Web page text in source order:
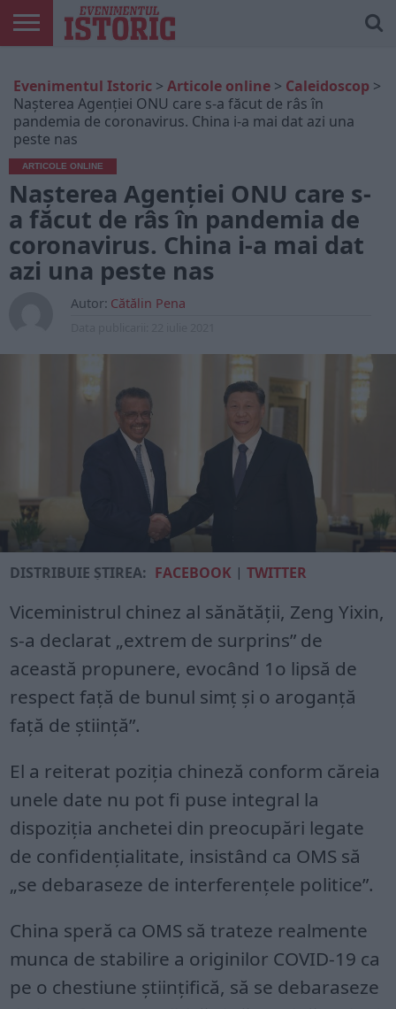
ONLINE
EDIȚII
TIPĂRITE
ISTORIC
PLAY
CONTUL
MEU
Evenimentul Istoric > Articole online > Caleidoscop >
Nașterea Agenției ONU care s-a făcut de râs în
pandemia de coronavirus. China i-a mai dat azi una
peste nas
ARTICOLE ONLINE
Nașterea Agenției ONU care s-
a făcut de râs în pandemia de
coronavirus. China i-a mai dat
azi una peste nas
Autor: Cătălin Pena
DISTRIBUIE ȘTIREA: FACEBOOK |TWITTER
Viceministrul chinez al sănătăţii, Zeng Yixin,
s-a declarat „extrem de surprins” de
această propunere, evocând 1o lipsă de
respect faţă de bunul simţ şi o aroganţă
faţă de ştiinţă”.
El a reiterat poziţia chineză conform căreia
unele date nu pot fi puse integral la
dispoziţia anchetei din preocupări legate
de confidenţialitate, insistând ca OMS să
„se debaraseze de interferenţele politice”.
China speră ca OMS să trateze realmente
munca de stabilire a originilor COVID-19 ca
pe o chestiune ştiinţifică, să se debaraseze